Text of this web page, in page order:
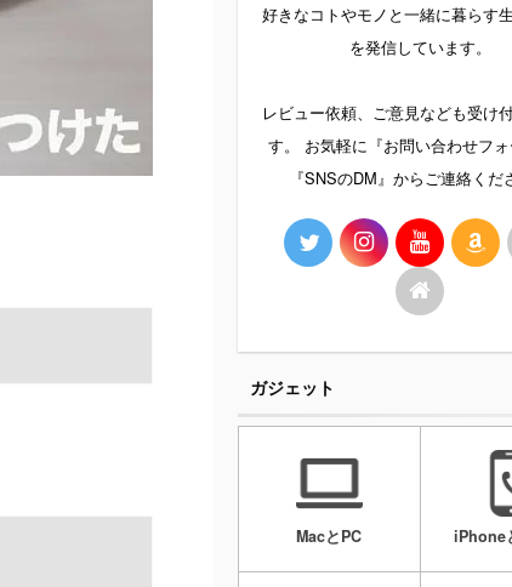
好きなコトやモノと一緒に暮らす
を発信しています。
レビュー依頼、ご意見なども受け
す。 お気軽に『お問い合わせフ
『SNSのDM』からご連絡くだ
ガジェット
MacとPC iPhone